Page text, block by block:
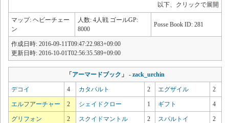
以下、クリックで展開
マップ: ヘビーチェー
ン
人数: 4人戦 ゴールGP:
8000
Posse Book ID: 281
作成日時: 2016-09-11T09:47:22.983+09:00
更新日時: 2016-10-01T02:56:35.589+09:00
「アーマードブック 」 - zack_urchin
デコイ 4 カタパルト 2 エグザイル 2
エルフアーチャー 2 シェイドクロー 1 ギフト 4
グリフォン 2 スクイドマントル 2 スパルトイ 2